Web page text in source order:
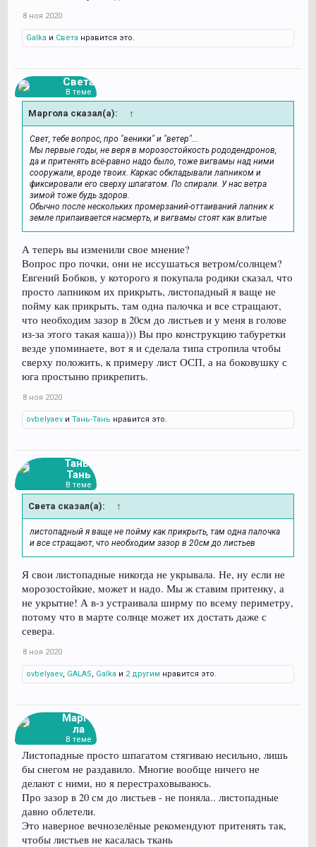
8 ноя 2020
Galka и Света нравится это.
Света
В теме
Маргола сказал(а): ↑
Свет, тебе вопрос, про "веники" и "ветер"...
Мы первые годы, не веря в морозостойкость рододендронов,
да и притенять всё-равно надо было, тоже вигвамы над ними
сооружали, вроде твоих. Каркас обкладывали лапником и
фиксировали его сверху шпагатом. По спирали. У нас ветра
зимой тоже будь здоров.
Обычно после нескольких промерзаний-оттаиваний лапник к
земле припаивается насмерть, и вигвамы стоят как влитые
А теперь вы изменили свое мнение?
Вопрос про почки, они не иссушаться ветром/солнцем?
Евгений Бобков, у которого я покупала родики сказал, что
просто лапником их прикрыть, листопадный я ваще не
пойму как прикрыть, там одна палочка и все стращают,
что необходим зазор в 20см до листьев и у меня в голове
из-за этого такая каша))) Вы про конструкцию табуретки
везде упоминаете, вот я и сделала типа стропила чтобы
сверху положить, к примеру лист ОСП, а на боковушку с
юга простыню прикрепить.
8 ноя 2020
ovbelyaev и Тань-Тань нравится это.
Тань-
Тань
В теме
Света сказал(а): ↑
листопадный я ваще не пойму как прикрыть, там одна палочка
и все стращают, что необходим зазор в 20см до листьев
Я свои листопадные никогда не укрывала. Не, ну если не
морозостойкие, может и надо. Мы ж ставим притенку, а
не укрытие! А в-з устраивала ширму по всему периметру,
потому что в марте солнце может их достать даже с
севера.
8 ноя 2020
ovbelyaev GALAS Galka и 2 другим нравится это.
Марго
ла
В теме
Листопадные просто шпагатом стягиваю несильно, лишь
бы снегом не раздавило. Многие вообще ничего не
делают с ними, но я перестраховываюсь.
Про зазор в 20 см до листьев - не поняла.. листопадные
давно облетели.
Это наверное вечнозелёные рекомендуют притенять так,
чтобы листьев не касалась ткань